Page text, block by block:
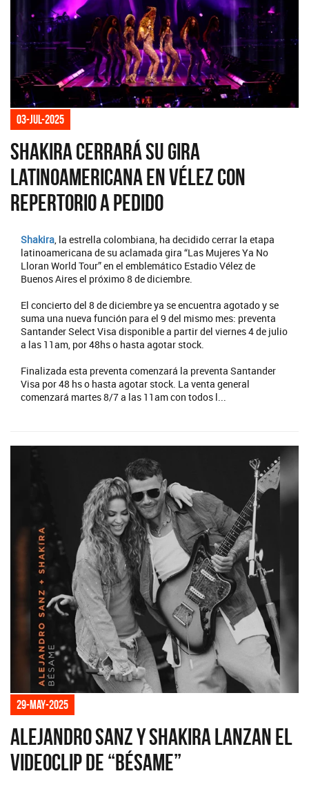
03-jul-2025
Shakira cerrará su gira
latinoamericana en Vélez con
repertorio a pedido
Shakira, la estrella colombiana, ha decidido cerrar la etapa
latinoamericana de su aclamada gira “Las Mujeres Ya No
Lloran World Tour” en el emblemático Estadio Vélez de
Buenos Aires el próximo 8 de diciembre.
El concierto del 8 de diciembre ya se encuentra agotado y se
suma una nueva función para el 9 del mismo mes: preventa
Santander Select Visa disponible a partir del viernes 4 de julio
a las 11am, por 48hs o hasta agotar stock.
Finalizada esta preventa comenzará la preventa Santander
Visa por 48 hs o hasta agotar stock. La venta general
comenzará martes 8/7 a las 11am con todos l...
29-may-2025
Alejandro Sanz y Shakira lanzan el
videoclip de “Bésame”